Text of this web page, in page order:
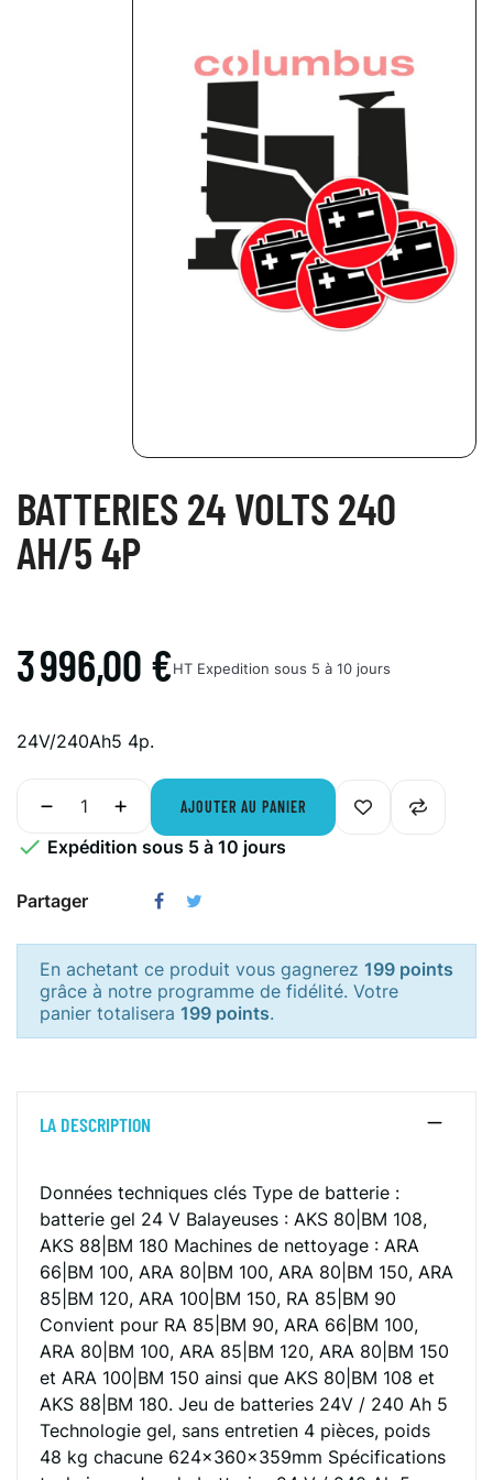
BATTERIES 24 VOLTS 240
AH/5 4P
3 996,00 €HT Expedition sous 5 à 10 jours
24V/240Ah5 4p.
AJOUTER AU PANIER
 Expédition sous 5 à 10 jours
Partager
En achetant ce produit vous gagnerez 199 points
grâce à notre programme de fidélité. Votre
panier totalisera 199 points.
LA DESCRIPTION
Données techniques clés Type de batterie :
batterie gel 24 V Balayeuses : AKS 80|BM 108,
AKS 88|BM 180 Machines de nettoyage : ARA
66|BM 100, ARA 80|BM 100, ARA 80|BM 150, ARA
85|BM 120, ARA 100|BM 150, RA 85|BM 90
Convient pour RA 85|BM 90, ARA 66|BM 100,
ARA 80|BM 100, ARA 85|BM 120, ARA 80|BM 150
et ARA 100|BM 150 ainsi que AKS 80|BM 108 et
AKS 88|BM 180. Jeu de batteries 24V / 240 Ah 5
Technologie gel, sans entretien 4 pièces, poids
48 kg chacune 624x360x359mm Spécifications